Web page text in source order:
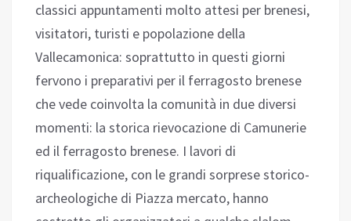
classici appuntamenti molto attesi per brenesi,
visitatori, turisti e popolazione della
Vallecamonica: soprattutto in questi giorni
fervono i preparativi per il ferragosto brenese
che vede coinvolta la comunità in due diversi
momenti: la storica rievocazione di Camunerie
ed il ferragosto brenese. I lavori di
riqualificazione, con le grandi sorprese storico-
archeologiche di Piazza mercato, hanno